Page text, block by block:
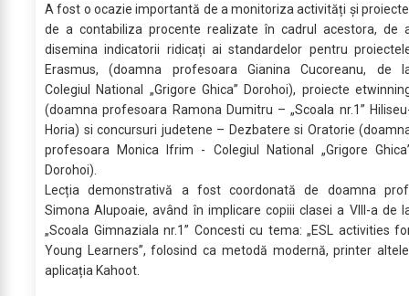
A fost o ocazie importantă de a monitoriza activități și
de a contabiliza procente realizate în cadrul acestora, de
disemina indicatorii ridicați ai standardelor pentru
Erasmus, (doamna profesoara Gianina Cucoreanu, de
Colegiul National „Grigore Ghica” Dorohoi), proiecte
(doamna profesoara Ramona Dumitru – „Scoala nr.1”
Horia) si concursuri judetene – Dezbatere si Oratorie
profesoara Monica Ifrim - Colegiul National „Grigore
Dorohoi).
Lecția demonstrativă a fost coordonată de doamna
Simona Alupoaie, având în implicare copiii clasei a VIII-a de
„Scoala Gimnaziala nr.1” Concesti cu tema: „ESL activities
Young Learners”, folosind ca metodă modernă, printer
aplicația Kahoot.